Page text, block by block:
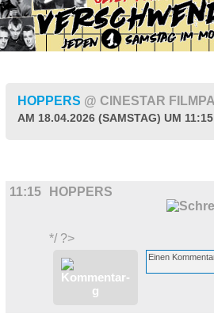
HOPPERS @ CINESTAR
AM 18.04.2026 (SAMSTAG) UM
11:15 HOPPERS
*/ ?>